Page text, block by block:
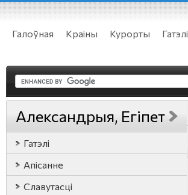
Галоўная Краіны Курорты Гатэлі
Александрыя, Егіпет
Гатэлі
Апісанне
Славутасці